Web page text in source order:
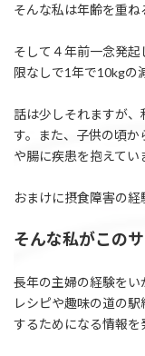
そんな私は年齢を重
そして４年前一念発
限なしで1年で10kgの
話は少しそれますが
す。また、子供の頃
や腸に疾患を抱えてい
おまけに摂食障害の経
そんな私がこの
長年の主婦の経験を
レシピや趣味の道の
するためになる情報を